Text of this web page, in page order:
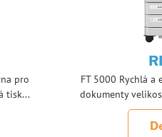
pro
tisk...
FT 5000 Rychlá
dokumenty